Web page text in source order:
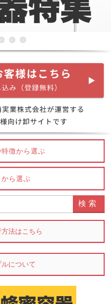
徴から選ぶ
ら選ぶ
法はこちら
について